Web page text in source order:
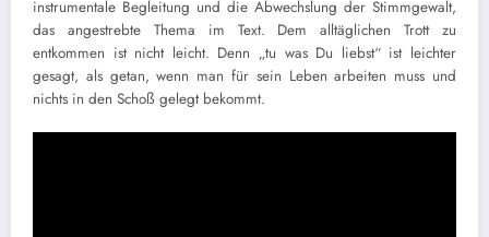
instrumentale Begleitung und die Abwechslung der Stimmgewalt,
das angestrebte Thema im Text. Dem alltäglichen Trott zu
entkommen ist nicht leicht. Denn „tu was Du liebst“ ist leichter
gesagt, als getan, wenn man für sein Leben arbeiten muss und
nichts in den Schoß gelegt bekommt.